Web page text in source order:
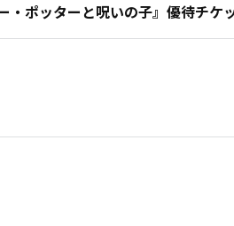
・ポッターと呪いの子』優待チケ